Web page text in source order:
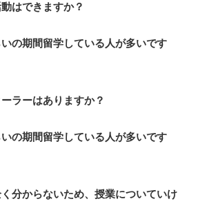
はできますか？
の期間留学している人が多いです
ラーはありますか？
の期間留学している人が多いです
分からないため、授業についていけ